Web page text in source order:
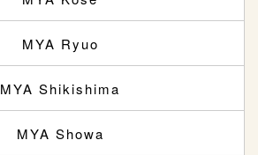
MYA Ryuo
MYA Shikishima
MYA Showa